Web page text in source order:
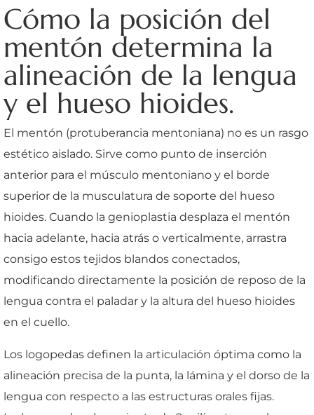
Cómo la posición del
mentón determina la
alineación de la lengua
y el hueso hioides.
El mentón (protuberancia mentoniana) no es un rasgo
estético aislado. Sirve como punto de inserción
anterior para el músculo mentoniano y el borde
superior de la musculatura de soporte del hueso
hioides. Cuando la genioplastia desplaza el mentón
hacia adelante, hacia atrás o verticalmente, arrastra
consigo estos tejidos blandos conectados,
modificando directamente la posición de reposo de la
lengua contra el paladar y la altura del hueso hioides
en el cuello.
Los logopedas definen la articulación óptima como la
alineación precisa de la punta, la lámina y el dorso de la
lengua con respecto a las estructuras orales fijas.